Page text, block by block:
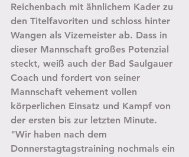
Reichenbach mit ähnlichem Kader zu
den Titelfavoriten und schloss hinter
Wangen als Vizemeister ab. Dass in
dieser Mannschaft großes Potenzial
steckt, weiß auch der Bad Saulgauer
Coach und fordert von seiner
Mannschaft vehement vollen
körperlichen Einsatz und Kampf von
der ersten bis zur letzten Minute.
"Wir haben nach dem
Donnerstagtagstraining nochmals ein